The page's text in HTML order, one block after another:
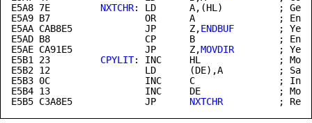
E5A8 7E NXTCHR: LD      A,(HL)          ; Get
E5A9 B7                 OR      A               ; End
E5AA CAB8E5             JP      Z,ENDBUF
; Yes
E5AD B8                 CP      B               ; End
E5AE CA91E5             JP      Z,MOVDIR
E5B1
23 CPYLIT: INC     HL              ; Move
E5B2 12                 LD      (DE),A          ; Save
E5B3 0C                 INC     C               ;
E5B4 13                 INC     DE              ; Move
E5B5 C3A8E5             JP NXTCHR